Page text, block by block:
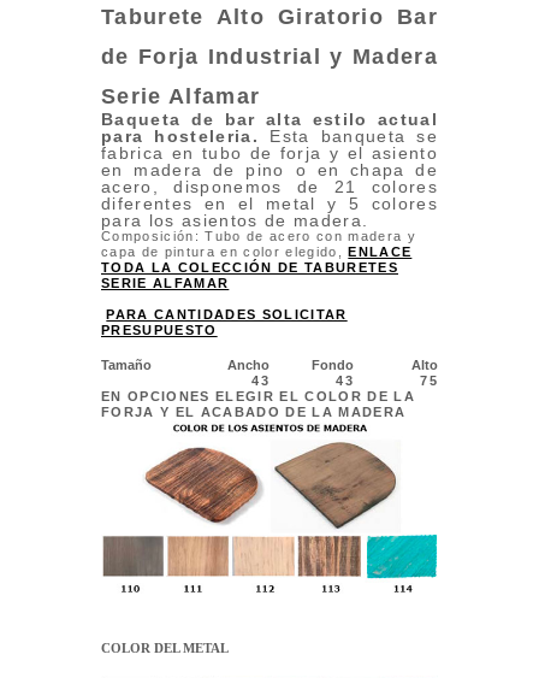
Taburete Alto Giratorio Bar
de Forja Industrial y Madera
Serie Alfamar
Baqueta de bar alta estilo actual
para hosteleria.
Esta banqueta se
fabrica en tubo de forja y el asiento
en madera de pino o en chapa de
acero, disponemos de 21 colores
diferentes en el metal y 5 colores
para los asientos de madera.
Composición: Tubo de acero con madera y
capa de pintura en color elegido,
ENLACE
TODA LA COLECCIÓN DE TABURETES
SERIE ALFAMAR
PARA CANTIDADES SOLICITAR
PRESUPUESTO
Tamaño Ancho Fondo
Alto
43
43
75
EN OPCIONES ELEGIR EL COLOR DE LA
FORJA Y EL ACABADO DE LA MADERA
COLOR DEL METAL